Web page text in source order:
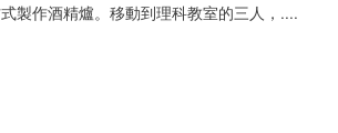
製作酒精爐。移動到理科教室的三人，....